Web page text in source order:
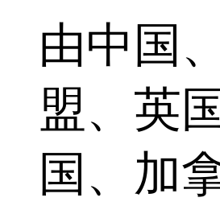
由中国
盟、英
国、加